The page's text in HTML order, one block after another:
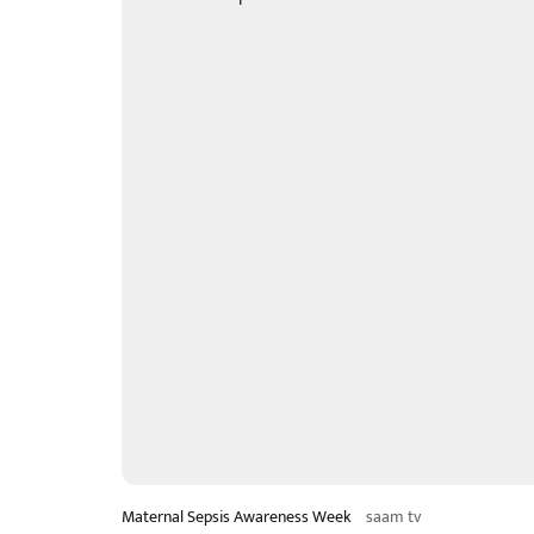
Maternal Sepsis Awareness Week saam tv